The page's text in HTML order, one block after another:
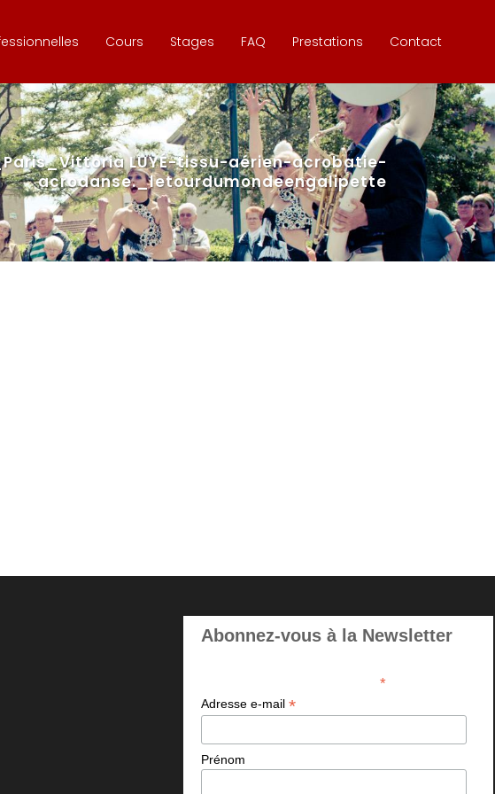
Cours Stages FAQ Prestations Contact
LUYÉ-tissu-aérien-acrobatie-
acrodanse._letourdumondeengalipette
Abonnez-vous à la Newsletter
*indicates required
Adresse e-mail *
Prénom